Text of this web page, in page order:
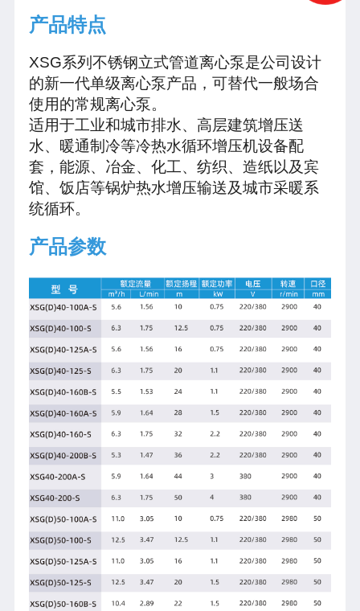
产品特点
XSG系列不锈钢立式管道离心泵是公司设计
的新一代单级离心泵产品，可替代一般场合
使用的常规离心泵。
适用于工业和城市排水、高层建筑增压送
水、暖通制冷等冷热水循环增压机设备配
套，能源、冶金、化工、纺织、造纸以及宾
馆、饭店等锅炉热水增压输送及城市采暖系
统循环。
产品参数